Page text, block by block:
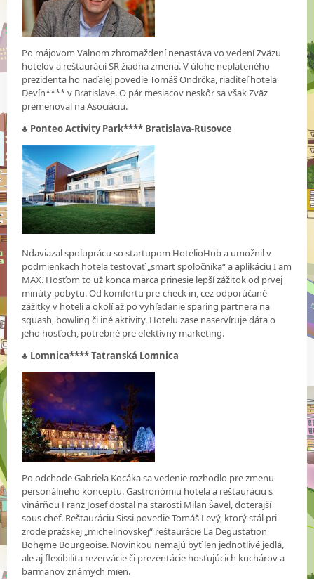
Po májovom Valnom zhromaždení nenastáva vo vedení Zväzu
hotelov a reštaurácií SR žiadna zmena. V úlohe neplateného
prezidenta ho naďalej povedie Tomáš Ondrčka, riaditeľ hotela
Devín**** v Bratislave. O pár mesiacov neskôr sa však Zväz
premenoval na Asociáciu.
♣ Ponteo Activity Park**** Bratislava-Rusovce
Ndaviazal spoluprácu so startupom HotelioHub a umožnil v
podmienkach hotela testovať „smart spoločníka“ a aplikáciu I am
MAX. Hosťom to už konca marca prinesie lepší zážitok od prvej
minúty pobytu. Od komfortu pre-check in, cez odporúčané
zážitky v hoteli a okolí až po vyhľadanie sparing partnera na
squash, bowling či iné aktivity. Hotelu zase naservíruje dáta o
jeho hosťoch, potrebné pre efektívny marketing.
♣ Lomnica**** Tatranská Lomnica
Po odchode Gabriela Kocáka sa vedenie rozhodlo pre zmenu
personálneho konceptu. Gastronómiu hotela a reštauráciu s
vinárňou Franz Josef dostal na starosti Milan Šavel, doterajší
sous chef. Reštauráciu Sissi povedie Tomáš Levý, ktorý stál pri
zrode pražskej „michelinovskej“ reštaurácie La Degustation
Bohęme Bourgeoise. Novinkou nemajú byť len jednotlivé jedlá,
ale aj flexibilita rezervácie či prezentácie hosťujúcich kuchárov a
barmanov známych mien.